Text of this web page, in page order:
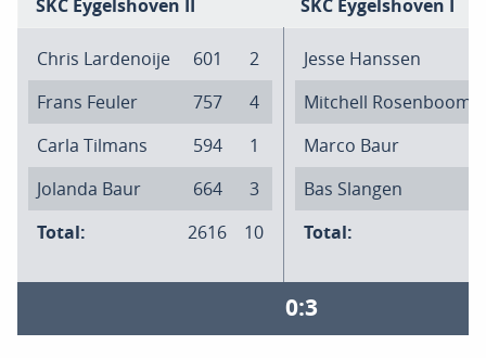
SKC Eygelshoven II SKC Eygelshoven I
Chris Lardenoije 601
2
Frans Feuler
757
4
Carla Tilmans
594
1
Jolanda Baur
664
3
Total:
2616 10
Jesse Hanssen
Mitchell Rosenboom
Marco Baur
Bas Slangen
Total:
0:3